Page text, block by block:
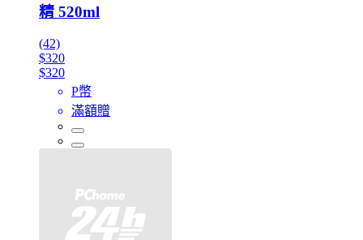
精 520ml
(42)
$320
$320
P幣
滿額贈